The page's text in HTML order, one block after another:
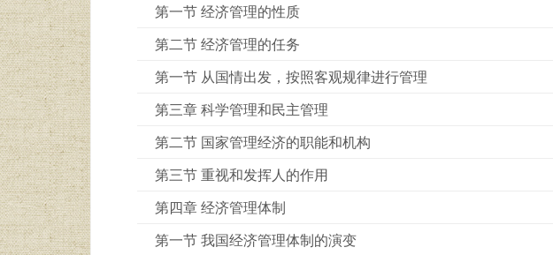
第一节 经济管理的性质
第二节 经济管理的任务
第一节 从国情出发，按照客观规律进行管理
第三章 科学管理和民主管理
第二节 国家管理经济的职能和机构
第三节 重视和发挥人的作用
第四章 经济管理体制
第一节 我国经济管理体制的演变